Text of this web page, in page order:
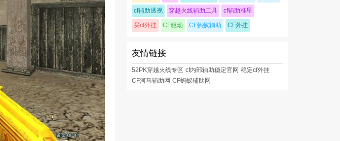
cf辅助透视 穿越火线辅助工具 cf辅助准星
买cf外挂 CF驱动 CF蚂蚁辅助 CF外挂
友情链接
52PK穿越火线专区 cf内部辅助稳定官网 稳定cf外挂
CF河马辅助网 CF蚂蚁辅助网